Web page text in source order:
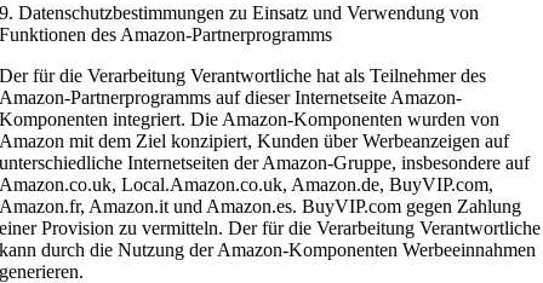
9. Datenschutzbestimmungen zu Einsatz und Verwendung von
Funktionen des Amazon-Partnerprogramms
Der für die Verarbeitung Verantwortliche hat als Teilnehmer des
Amazon-Partnerprogramms auf dieser Internetseite Amazon-
Komponenten integriert. Die Amazon-Komponenten wurden von
Amazon mit dem Ziel konzipiert, Kunden über Werbeanzeigen auf
unterschiedliche Internetseiten der Amazon-Gruppe, insbesondere auf
Amazon.co.uk, Local.Amazon.co.uk, Amazon.de, BuyVIP.com,
Amazon.fr, Amazon.it und Amazon.es. BuyVIP.com gegen Zahlung
einer Provision zu vermitteln. Der für die Verarbeitung Verantwortliche
kann durch die Nutzung der Amazon-Komponenten Werbeeinnahmen
generieren.